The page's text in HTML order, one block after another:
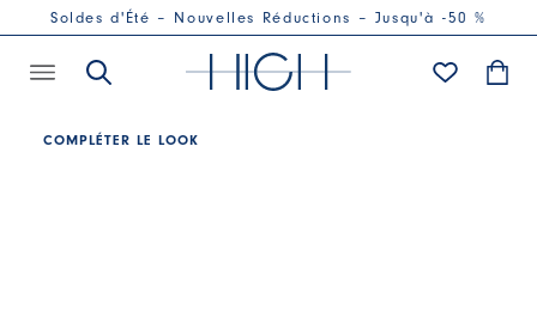
Soldes d'Été – Nouvelles Réductions – Jusqu'à -50 %
COMPLÉTER LE LOOK